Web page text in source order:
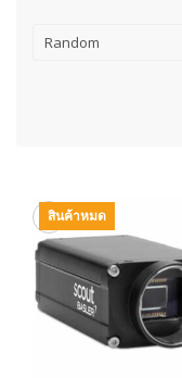
สินค้าหมด